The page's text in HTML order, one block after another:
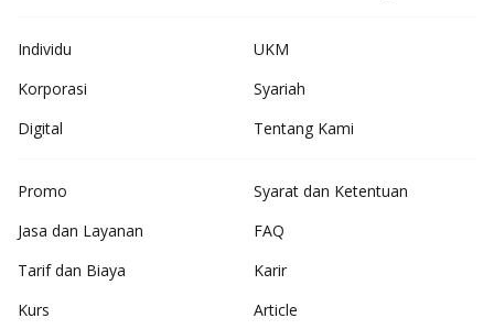
Individu
UKM
Korporasi
Syariah
Digital
Tentang Kami
Promo
Jasa dan Layanan
Tarif dan Biaya
Kurs
Syarat dan Ketentuan
FAQ
Karir
Article